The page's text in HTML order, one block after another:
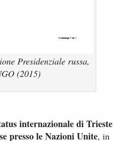
Presidenziale russa,
(2015)
internazionale di Trieste
presso le Nazioni Unite, in